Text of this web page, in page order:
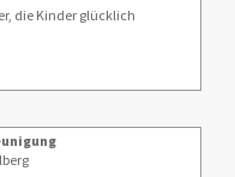
die Kinder glücklich